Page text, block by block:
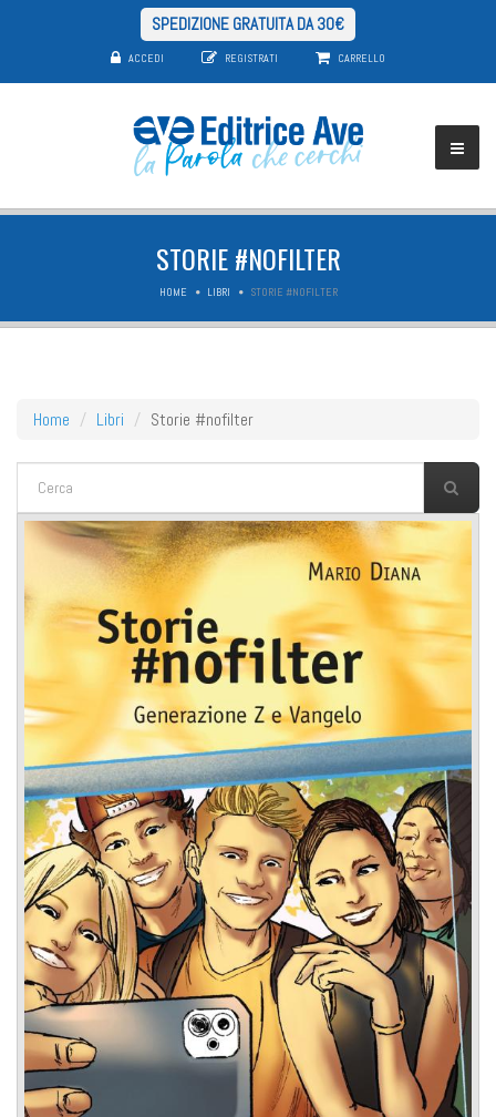
SPEDIZIONE GRATUITA DA 30€
ACCEDI REGISTRATI CARRELLO
STORIE #NOFILTER
HOME LIBRI STORIE #NOFILTER
Home Libri Storie #nofilter
FORM DI RICERCA